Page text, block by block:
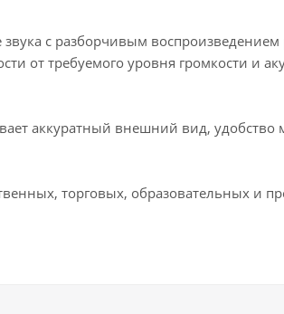
с разборчивым
от требуемого уровня громкости и
аккуратный внешний вид, удобство
торговых, образовательных и